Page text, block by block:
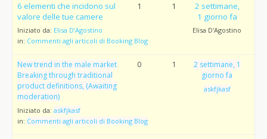
6 elementi che incidono sul
valore delle tue camere
Iniziato da: Elisa D’Agostino
in: Commenti agli articoli di Booking Blog
1 1
2 settimane,
1 giorno fa
Elisa D'Agostino
New trend in the male market
Breaking through traditional
product definitions, (Awaiting
moderation)
Iniziato da: askfjkasf
in: Commenti agli articoli di Booking Blog
0 1
2 settimane, 1
giorno fa
askfjkasf